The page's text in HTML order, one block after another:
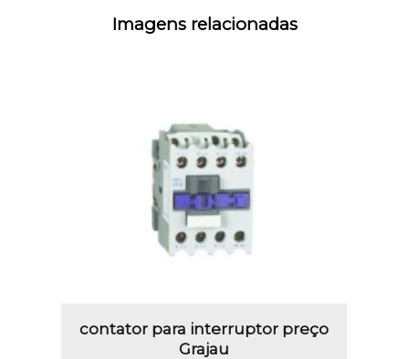
Imagens relacionadas
contator para interruptor preço
Grajau